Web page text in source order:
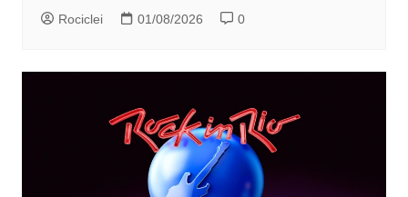
Rociclei 01/08/2026 0